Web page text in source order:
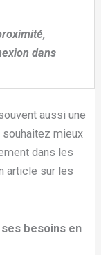
dans
aussi une
souhaitez mieux
dans les
article sur les
besoins en